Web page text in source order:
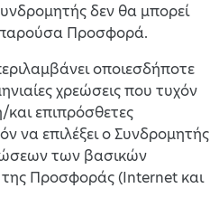
δεν θα μπορεί
Προσφορά.
οποιεσδήποτε
χρεώσεις που τυχόν
επιπρόσθετες
να επιλέξει ο Συνδρομητής
των βασικών
Προσφοράς (Internet και